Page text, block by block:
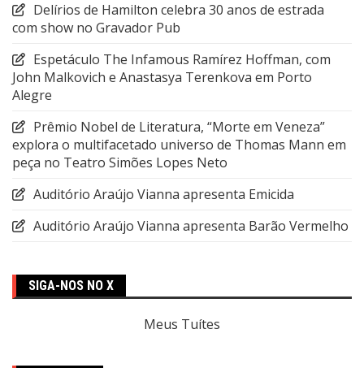
Delírios de Hamilton celebra 30 anos de estrada
com show no Gravador Pub
Espetáculo The Infamous Ramírez Hoffman, com
John Malkovich e Anastasya Terenkova em Porto
Alegre
Prêmio Nobel de Literatura, “Morte em Veneza”
explora o multifacetado universo de Thomas Mann em
peça no Teatro Simões Lopes Neto
Auditório Araújo Vianna apresenta Emicida
Auditório Araújo Vianna apresenta Barão Vermelho
SIGA-NOS NO X
Meus Tuítes